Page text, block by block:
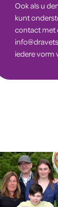
Ook als u
kunt
contact met
iedere vorm